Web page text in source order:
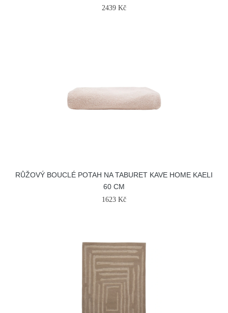
2439 Kč
RŮŽOVÝ BOUCLÉ POTAH NA TABURET KAVE HOME KAELI
60 CM
1623 Kč